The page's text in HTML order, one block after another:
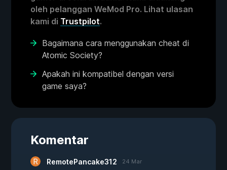
oleh pelanggan WeMod Pro. Lihat ulasan
kami di Trustpilot.
Bagaimana cara menggunakan cheat di
Atomic Society?
Apakah ini kompatibel dengan versi
game saya?
Komentar
RemotePancake312 24 Mar